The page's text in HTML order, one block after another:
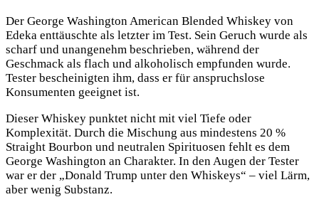
Der George Washington American Blended Whiskey von
Edeka enttäuschte als letzter im Test. Sein Geruch wurde als
scharf und unangenehm beschrieben, während der
Geschmack als flach und alkoholisch empfunden wurde.
Tester bescheinigten ihm, dass er für anspruchslose
Konsumenten geeignet ist.
Dieser Whiskey punktet nicht mit viel Tiefe oder
Komplexität. Durch die Mischung aus mindestens 20 %
Straight Bourbon und neutralen Spirituosen fehlt es dem
George Washington an Charakter. In den Augen der Tester
war er der „Donald Trump unter den Whiskeys“ – viel Lärm,
aber wenig Substanz.